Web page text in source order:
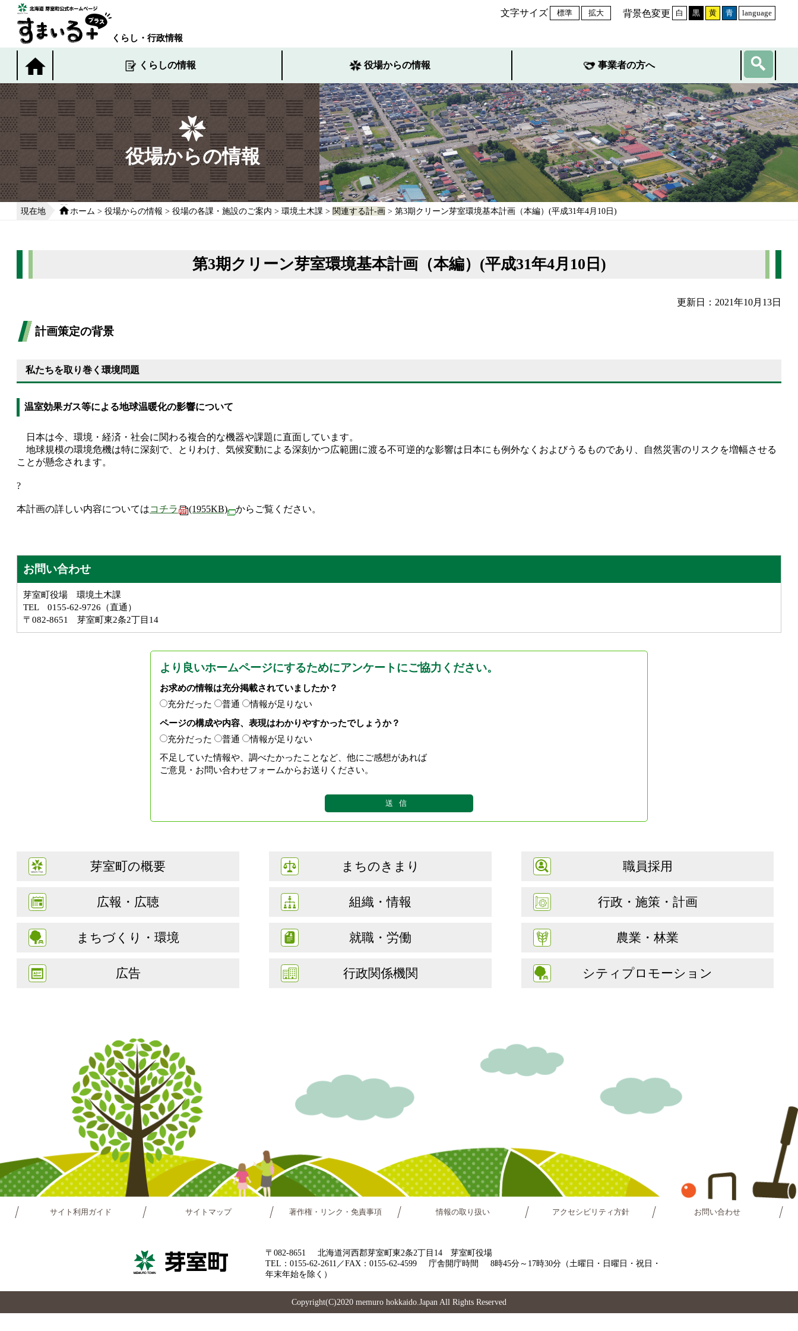
くらし・行政情報
文字サイズ 標準 拡大 背景色変更 白 黒 黄 青 language
くらしの情報 役場からの情報 事業者の方へ
役場からの情報
現在地 ホーム > 役場からの情報 > 役場の各課・施設のご案内 > 環境土木課 > 関連する計-画 > 第3期クリーン芽室環境基本計画（本編）(平成31年4月10日)
第3期クリーン芽室環境基本計画（本編）(平成31年4月10日)
更新日：2021年10月13日
計画策定の背景
私たちを取り巻く環境問題
温室効果ガス等による地球温暖化の影響について
日本は今、環境・経済・社会に関わる複合的な機器や課題に直面しています。
地球規模の環境危機は特に深刻で、とりわけ、気候変動による深刻かつ広範囲に渡る不可逆的な影響は日本にも例外なくおよびうるものであり、自然災害のリスクを増幅させる
ことが懸念されます。
?
本計画の詳しい内容についてはコチラ (1955KB) からご覧ください。
お問い合わせ
芽室町役場 環境土木課
TEL 0155-62-9726（直通）
〒082-8651 芽室町東2条2丁目14
より良いホームページにするためにアンケートにご協力ください。
お求めの情報は充分掲載されていましたか？
充分だった
普通
情報が足りない
ページの構成や内容、表現はわかりやすかったでしょうか？
充分だった
普通
情報が足りない
不足していた情報や、調べたかったことなど、他にご感想があれば
ご意見・お問い合わせフォームからお送りください。
芽室町の概要 まちのきまり 職員採用
広報・広聴 組織・情報 行政・施策・計画
まちづくり・環境 就職・労働 農業・林業
広告 行政関係機関 シティプロモーション
サイト利用ガイド サイトマップ 著作権・リンク・免責事項 情報の取り扱い アクセシビリティ方針 お問い合わせ
〒082-8651
北海道河西郡芽室町東2条2丁目14 芽室町役場
TEL：0155-62-2611／FAX：0155-62-4599
庁舎開庁時間
8時45分～17時30分（土曜日・日曜日・祝日・
年末年始を除く）
Copyright(C)2020 memuro hokkaido.Japan All Rights Reserved